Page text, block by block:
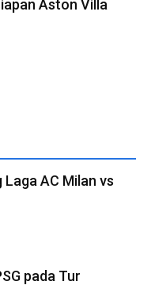
Aston Villa
AC Milan vs
pada Tur